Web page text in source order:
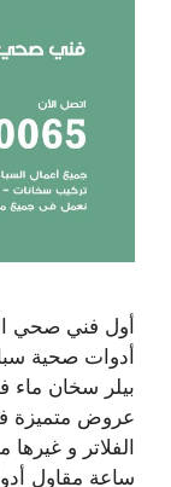
أول فني صحي
أدوات صحية
بيلر سخان ماء
عروض متميزة
ساعة مقاول